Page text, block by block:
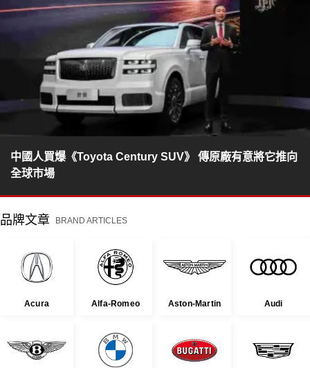
中國人買爆《Toyota Century SUV》 傳原廠有意將它推向
全球市場
品牌文章 BRAND ARTICLES
Acura Alfa-Romeo Aston-Martin Audi